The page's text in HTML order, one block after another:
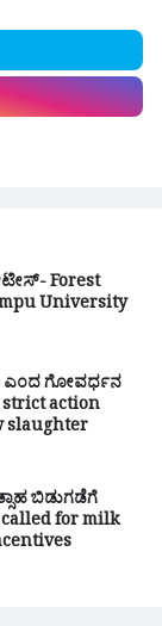
Forest
University
ಎಂದ ಗೋವರ್ಧನ
strict action
slaughter
ಬಿಡುಗಡೆಗೆ
for milk